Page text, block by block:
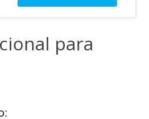
para